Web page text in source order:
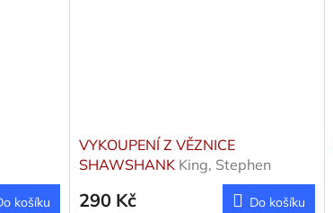
košíku
VYKOUPENÍ Z VĚZNICE
SHAWSHANK King, Stephen
290 Kč Do košíku